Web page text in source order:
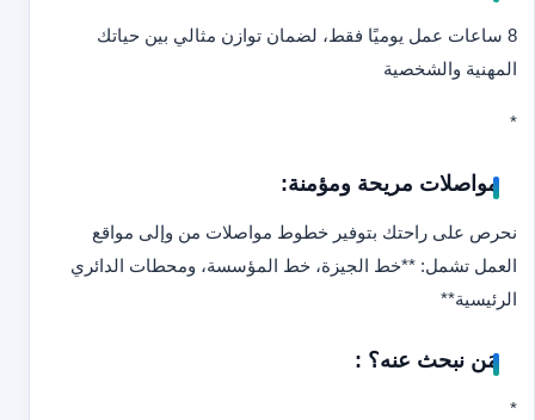
8 ساعات عمل يوميًا فقط، لضمان توازن مثالي بين حياتك
المهنية والشخصية
*
مواصلات مريحة ومؤمنة:
نحرص على راحتك بتوفير خطوط مواصلات من وإلى مواقع
العمل تشمل: **خط الجيزة، خط المؤسسة، ومحطات الدائري
الرئيسية**
مَن نبحث عنه؟ :
*